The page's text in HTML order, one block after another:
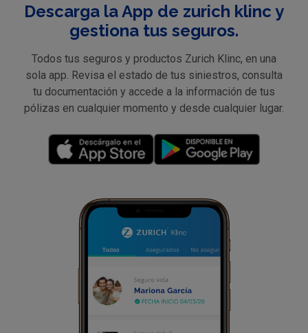
Descarga la App de zurich klinc y
gestiona tus seguros.
Todos tus seguros y productos Zurich Klinc, en una
sola app. Revisa el estado de tus siniestros, consulta
tu documentación y accede a la información de tus
pólizas en cualquier momento y desde cualquier lugar.